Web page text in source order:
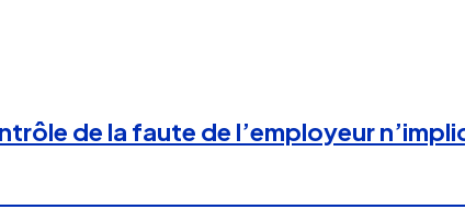
de la faute de l’employeur